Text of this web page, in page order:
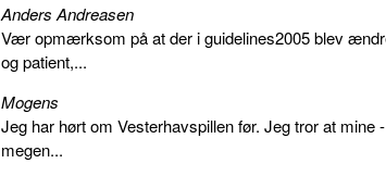
Anders Andreasen
Vær opmærksom på at der i guidelines2005 blev
og patient,...
Mogens
Jeg har hørt om Vesterhavspillen før. Jeg tror at
megen...